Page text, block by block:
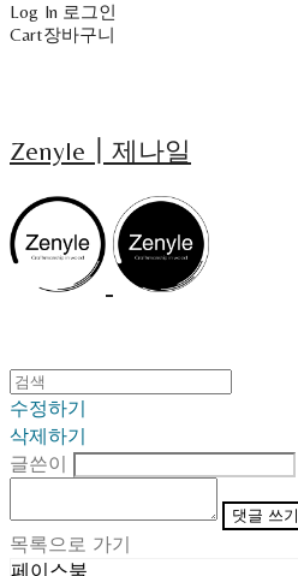
Log In 로그인
Cart장바구니
Zenyle┃제나일
수정하기
삭제하기
글쓴이
댓글 쓰기
목록으로 가기
페이스북